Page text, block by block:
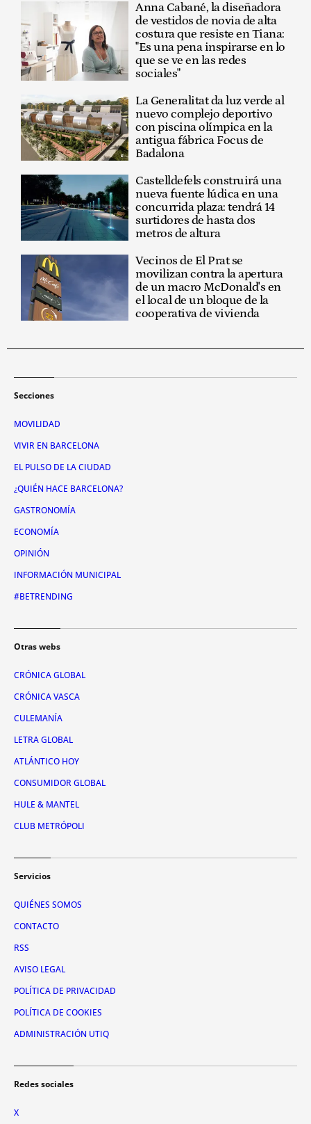
Anna Cabané, la diseñadora
de vestidos de novia de alta
costura que resiste en Tiana:
"Es una pena inspirarse en lo
que se ve en las redes
sociales"
La Generalitat da luz verde al
nuevo complejo deportivo
con piscina olímpica en la
antigua fábrica Focus de
Badalona
Castelldefels construirá una
nueva fuente lúdica en una
concurrida plaza: tendrá 14
surtidores de hasta dos
metros de altura
Vecinos de El Prat se
movilizan contra la apertura
de un macro McDonald's en
el local de un bloque de la
cooperativa de vivienda
Secciones
MOVILIDAD
VIVIR EN BARCELONA
EL PULSO DE LA CIUDAD
¿QUIÉN HACE BARCELONA?
GASTRONOMÍA
ECONOMÍA
OPINIÓN
INFORMACIÓN MUNICIPAL
#BETRENDING
Otras webs
CRÓNICA GLOBAL
CRÓNICA VASCA
CULEMANÍA
LETRA GLOBAL
ATLÁNTICO HOY
CONSUMIDOR GLOBAL
HULE & MANTEL
CLUB METRÓPOLI
Servicios
QUIÉNES SOMOS
CONTACTO
RSS
AVISO LEGAL
POLÍTICA DE PRIVACIDAD
POLÍTICA DE COOKIES
ADMINISTRACIÓN UTIQ
Redes sociales
X